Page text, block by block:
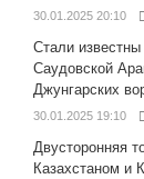
30.01.2025 20:10
Стали
Саудовской
Джунгарских
30.01.2025 19:10
Двусторонняя
Казахстаном и